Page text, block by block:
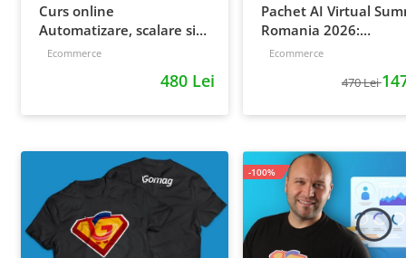
Curs online
Automatizare, scalare si
loializare: ponturi pentru
Ecommerce
480 Lei
Pachet AI Virtual
Romania 2026:
inregistrari +
Ecommerce
470 Lei
-100%